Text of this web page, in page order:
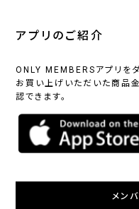
アプリのご紹介
ONLY MEMBERSアプリをダ
お買い上げいただいた商品
認できます。
メン